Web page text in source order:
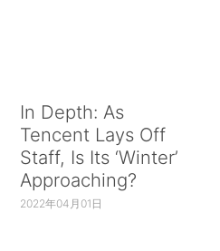
In Depth: As
Tencent Lays Off
Staff, Is Its ‘Winter’
Approaching?
2022年04月01日